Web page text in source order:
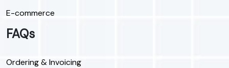
E-commerce
FAQs
Ordering & Invoicing